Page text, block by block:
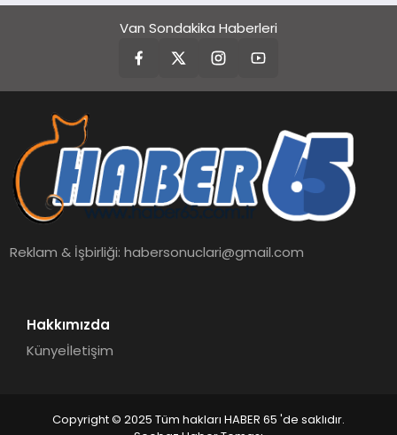
Van Sondakika Haberleri
Reklam & İşbirliği:habersonuclari@gmail.com
Hakkımızda
Künyeİletişim
Copyright © 2025 Tüm hakları HABER 65 'de saklıdır.